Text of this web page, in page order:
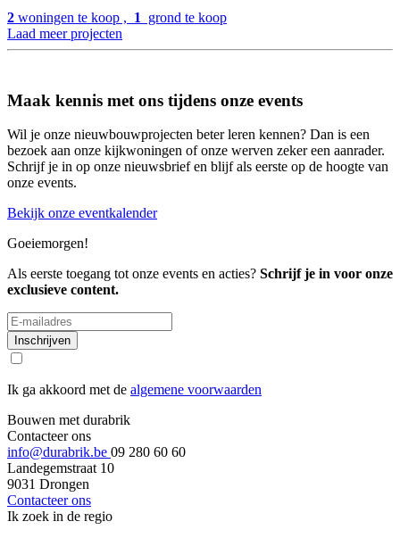
2 woningen te koop , 1
grond te koop
Laad meer projecten
Maak kennis met ons tijdens onze events
Wil je onze nieuwbouwprojecten beter leren kennen? Dan is een
bezoek aan onze kijkwoningen of onze werven zeker een aanrader.
Schrijf je in op onze nieuwsbrief en blijf als eerste op de hoogte van
onze events.
Bekijk onze eventkalender
Goeiemorgen!
Als eerste toegang tot onze events en acties? Schrijf je in voor onze
exclusieve content.
Inschrijven
Ik ga akkoord met de algemene voorwaarden
Bouwen met durabrik
Contacteer ons
info@durabrik.be 09 280 60 60
Landegemstraat 10
9031 Drongen
Contacteer ons
Ik zoek in de regio